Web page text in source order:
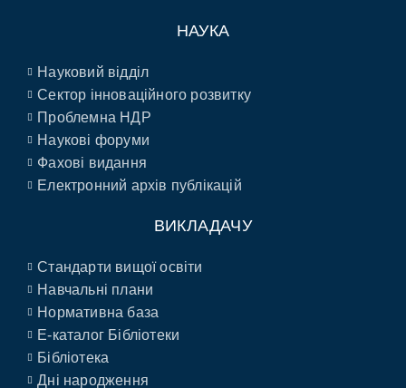
НАУКА
Науковий відділ
Сектор інноваційного розвитку
Проблемна НДР
Наукові форуми
Фахові видання
Електронний архів публікацій
ВИКЛАДАЧУ
Стандарти вищої освіти
Навчальні плани
Нормативна база
E-каталог Бібліотеки
Бібліотека
Дні народження